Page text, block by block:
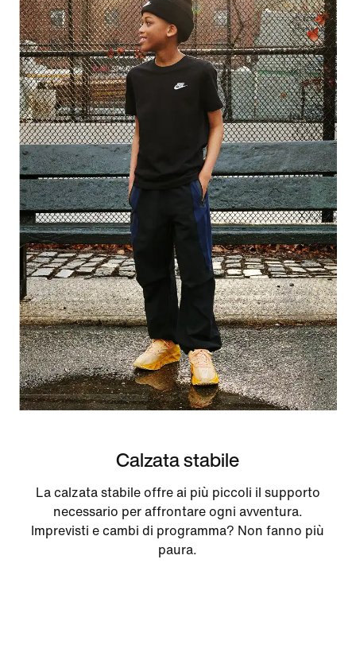
Calzata stabile
La calzata stabile offre ai più piccoli il supporto
necessario per affrontare ogni avventura.
Imprevisti e cambi di programma? Non fanno più
paura.